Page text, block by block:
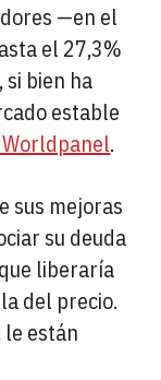
—en el
el 27,3%
bien ha
estable
.
sus mejoras
su deuda
liberaría
del precio.
le están